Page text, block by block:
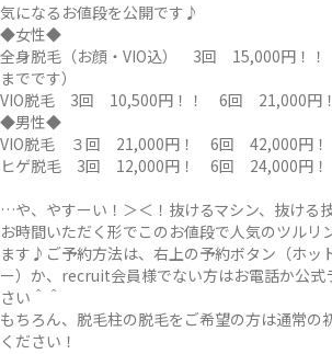
気になるお値段を公開です♪
◆女性◆
全身脱毛（お顔・VIO込） 3回 15,000円！！
までです）
VIO脱毛 3回 10,500円！！ 6回 21,000円
◆男性◆
VIO脱毛 ３回 21,000円！ 6回 42,000円！
ヒゲ脱毛 3回 12,000円！ 6回 24,000円！
…や、やすーい！＞＜！抜けるマシン、抜ける
お時間いただく形でこのお値段で人気のツルリ
ます♪ご予約方法は、右上の予約ボタン（ホッ
ー）か、recruit会員様でない方はお電話か公式
さい＾＾
もちろん、脱毛柱の脱毛をご希望の方は通常の
ください！